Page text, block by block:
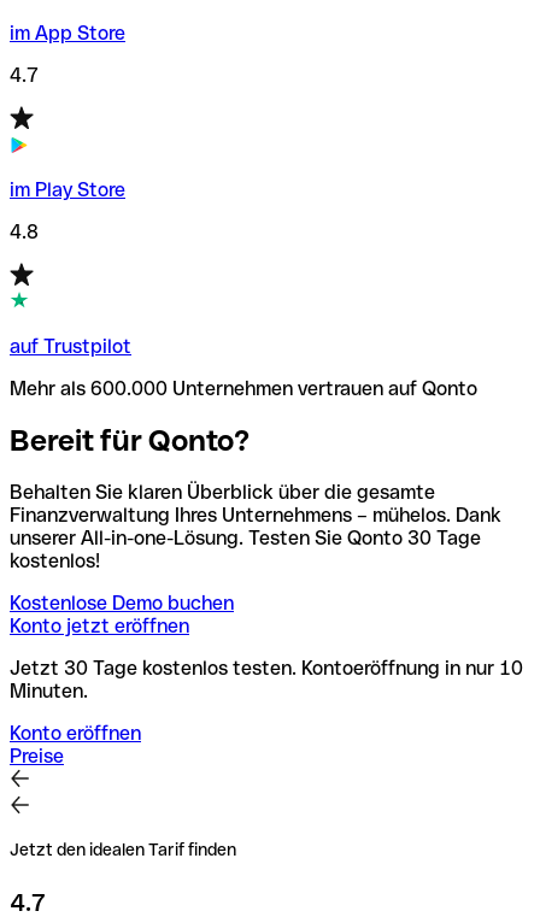
im App Store
4.7
im Play Store
4.8
auf Trustpilot
Mehr als 600.000 Unternehmen vertrauen auf Qonto
Bereit für Qonto?
Behalten Sie klaren Überblick über die gesamte
Finanzverwaltung Ihres Unternehmens – mühelos. Dank
unserer All-in-one-Lösung. Testen Sie Qonto 30 Tage
kostenlos!
Kostenlose Demo buchen
Konto jetzt eröffnen
Jetzt 30 Tage kostenlos testen. Kontoeröffnung in nur 10
Minuten.
Konto eröffnen
Preise
Jetzt den idealen Tarif finden
4.7